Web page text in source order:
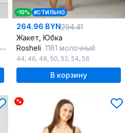
-10% #СТИЛЬНО
264.96 BYN294.41
Жакет, Юбка
Rosheli 1181 молочный
44, 46, 48, 50, 52, 54, 56
В корзину
%